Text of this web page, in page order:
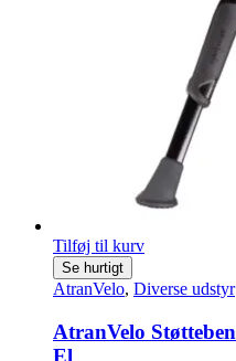
Tilføj til kurv
Se hurtigt
AtranVelo, Diverse udstyr
AtranVelo
El